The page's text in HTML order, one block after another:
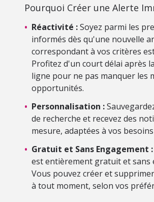
Pourquoi Créer une Alerte
• Réactivité :Soyez parmi les
informés dès qu'une nouvelle
correspondant à vos critères
Profitez d'un court délai après
ligne pour ne pas manquer les
opportunités.
• Personnalisation :
de recherche et recevez des
mesure, adaptées à vos
• Gratuit et Sans Engagement :
est entièrement gratuit et sans
Vous pouvez créer et
à tout moment, selon vos